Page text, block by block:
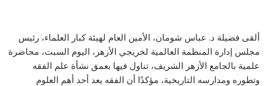
ألقى فضيلة د. عباس شومان، الأمين العام لهيئة كبار العلماء، رئيس
مجلس إدارة المنظمة العالمية لخريجي الأزهر، اليوم السبت، محاضرة
علمية بالجامع الأزهر الشريف، تناول فيها بعمق نشأة علم الفقه
وتطوره ومدارسه التاريخية، مؤكدًا أن الفقه يعد أحد أهم العلوم